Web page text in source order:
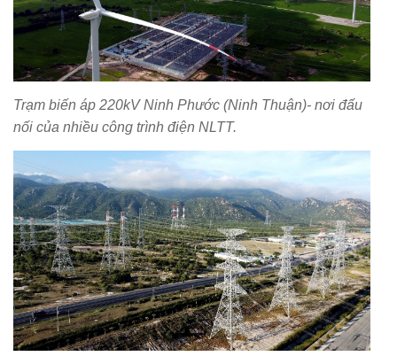
Trạm biến áp 220kV Ninh Phước (Ninh Thuận)- nơi đấu
nối của nhiều công trình điện NLTT.